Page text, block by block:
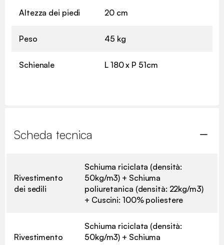
Altezza dei piedi 20 cm
Peso 45 kg
Schienale L 180 x P 51cm
Scheda tecnica
Rivestimento
dei sedili
Schiuma riciclata (densità:
50kg/m3) + Schiuma
poliuretanica (densità: 22kg/m3)
+ Cuscini: 100% poliestere
Rivestimento
Schiuma riciclata (densità:
50kg/m3) + Schiuma